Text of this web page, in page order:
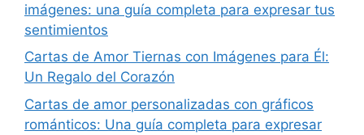
imágenes: una guía completa para expresar tus
sentimientos
Cartas de Amor Tiernas con Imágenes para Él:
Un Regalo del Corazón
Cartas de amor personalizadas con gráficos
románticos: Una guía completa para expresar